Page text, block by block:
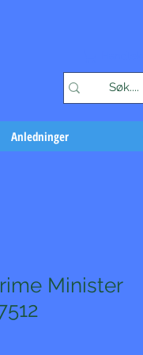
Anledninger
Minister